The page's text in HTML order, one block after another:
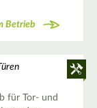
Betrieb
für Tor- und